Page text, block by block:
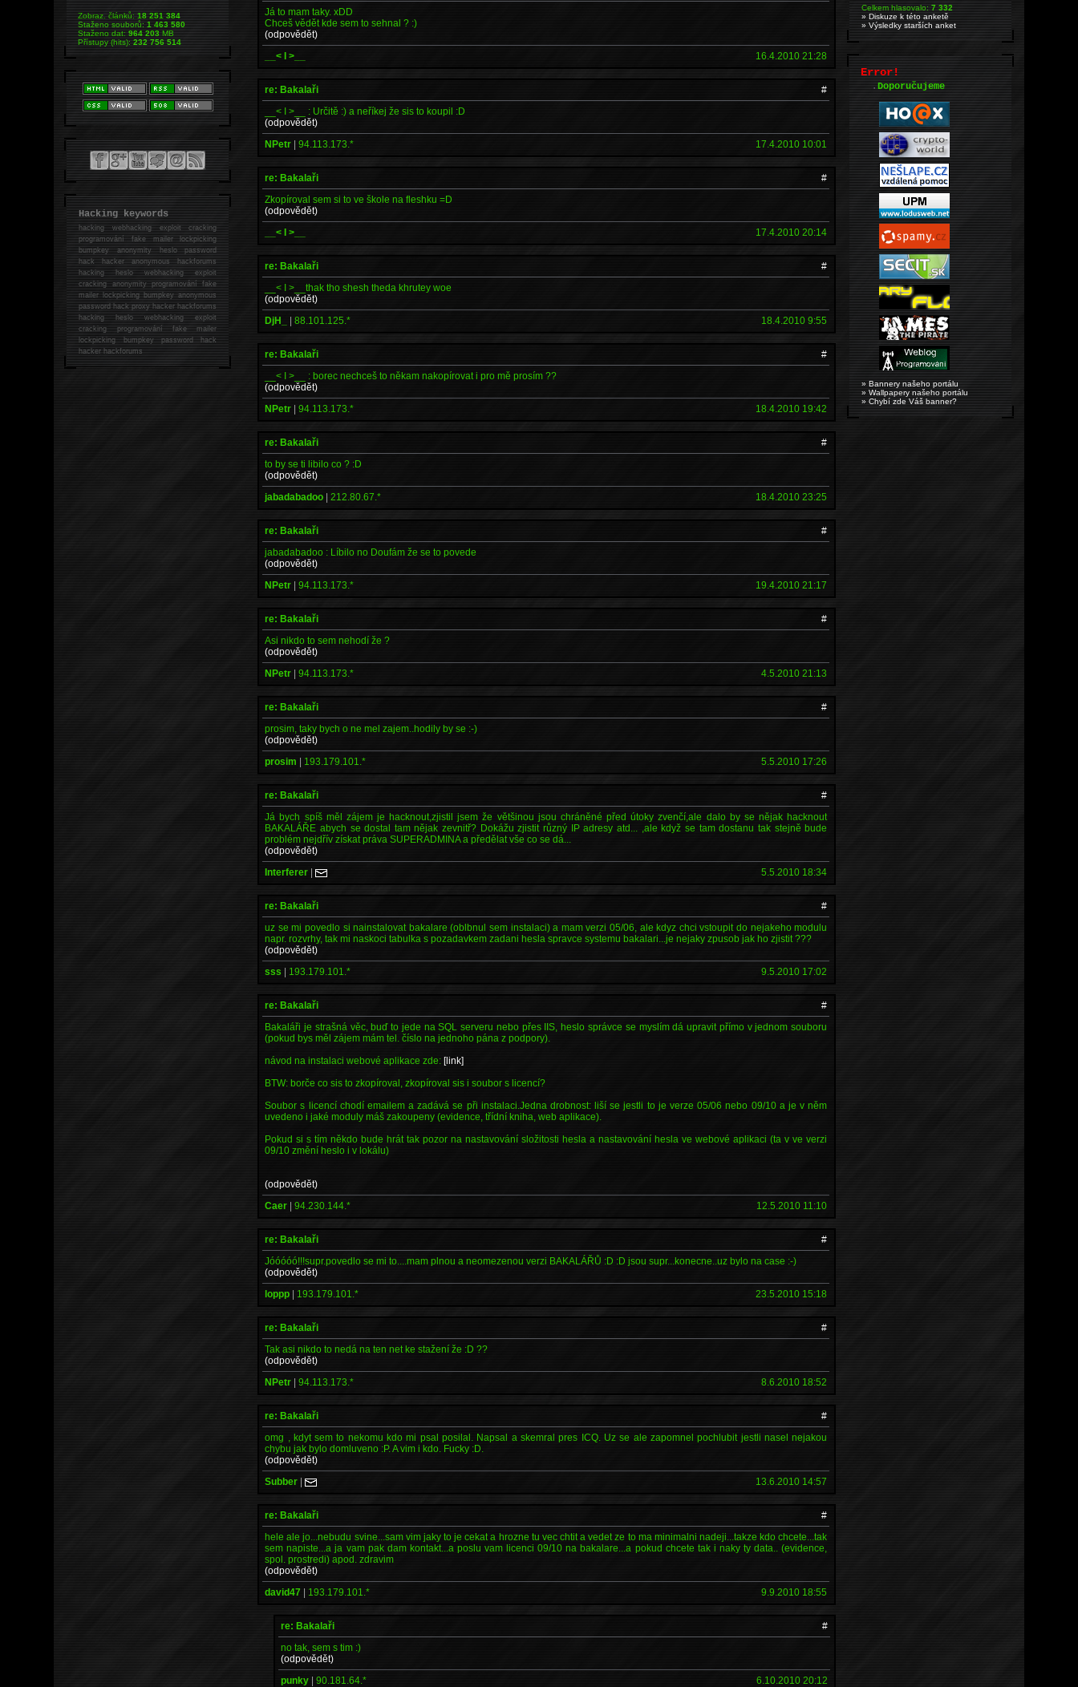
Já to mam taky. xDD
Chceš vědět kde sem to sehnal ? :)
(odpovědět)
__< I >__
16.4.2010 21:28
re: Bakalaři
#
__< I >__ : Určitě :) a neříkej že sis to koupil :D
(odpovědět)
NPetr |94.113.173.* 17.4.2010 10:01
re: Bakalaři
#
Zkopíroval sem si to ve škole na fleshku =D
(odpovědět)
__< I >__
17.4.2010 20:14
re: Bakalaři
#
__< I >__thak tho shesh theda khrutey woe
(odpovědět)
DjH_
|88.101.125.* 18.4.2010 9:55
re: Bakalaři
#
__< I >__ : borec nechceš to někam nakopírovat i pro mě prosím ??
(odpovědět)
NPetr |94.113.173.* 18.4.2010 19:42
re: Bakalaři
#
to by se ti libilo co ? :D
(odpovědět)
jabadabadoo |212.80.67.* 18.4.2010 23:25
re: Bakalaři
#
jabadabadoo : Líbilo no Doufám že se to povede
(odpovědět)
NPetr |94.113.173.* 19.4.2010 21:17
re: Bakalaři
#
Asi nikdo to sem nehodí že ?
(odpovědět)
NPetr |94.113.173.* 4.5.2010 21:13
re: Bakalaři
#
prosim, taky bych o ne mel zajem..hodily by se :-)
(odpovědět)
prosim | 193.179.101.* 5.5.2010 17:26
re: Bakalaři
#
Já bych spíš měl zájem je hacknout,zjistil jsem že většinou jsou chráněné před útoky zvenčí,ale dalo by se nějak hacknout
BAKALÁŘE abych se dostal tam nějak zevnitř? Dokážu zjistit různý IP adresy atd... ,ale když se tam dostanu tak stejně bude
problém nejdřív získat práva SUPERADMINA a předělat vše co se dá...
(odpovědět)
Interferer | 5.5.2010 18:34
re: Bakalaři
#
uz se mi povedlo si nainstalovat bakalare (oblbnul sem instalaci) a mam verzi 05/06, ale kdyz chci vstoupit do nejakeho modulu
napr. rozvrhy, tak mi naskoci tabulka s pozadavkem zadani hesla spravce systemu bakalari...je nejaky zpusob jak ho zjistit ???
(odpovědět)
sss | 193.179.101.* 9.5.2010 17:02
re: Bakalaři
#
Bakaláři je strašná věc, buď to jede na SQL serveru nebo přes IIS, heslo správce se myslím dá upravit přímo v jednom souboru
(pokud bys měl zájem mám tel. číslo na jednoho pána z podpory).
návod na instalaci webové aplikace zde:[link]
BTW: borče co sis to zkopíroval, zkopíroval sis i soubor s licencí?
Soubor s licencí chodí emailem a zadává se při instalaci.Jedna drobnost: liší se jestli to je verze 05/06 nebo 09/10 a je v něm
uvedeno i jaké moduly máš zakoupeny (evidence, třídní kniha, web aplikace).
Pokud si s tím někdo bude hrát tak pozor na nastavování složitosti hesla a nastavování hesla ve webové aplikaci (ta v ve verzi
09/10 změní heslo i v lokálu)
(odpovědět)
Caer |94.230.144.* 12.5.2010 11:10
re: Bakalaři
#
Jóóóóó!!!supr.povedlo se mi to....mam plnou a neomezenou verzi BAKALÁŘŮ :D :D jsou supr...konecne..uz bylo na case :-)
(odpovědět)
loppp | 193.179.101.* 23.5.2010 15:18
re: Bakalaři
#
Tak asi nikdo to nedá na ten net ke stažení že :D ??
(odpovědět)
NPetr |94.113.173.* 8.6.2010 18:52
re: Bakalaři
#
omg , kdyt sem to nekomu kdo mi psal posilal. Napsal a skemral pres ICQ. Uz se ale zapomnel pochlubit jestli nasel nejakou
chybu jak bylo domluveno :P. A vim i kdo. Fucky :D.
(odpovědět)
Subber | 13.6.2010 14:57
re: Bakalaři
#
hele ale jo...nebudu svine...sam vim jaky to je cekat a hrozne tu vec chtit a vedet ze to ma minimalni nadeji...takze kdo chcete...tak
sem napiste...a ja vam pak dam kontakt...a poslu vam licenci 09/10 na bakalare...a pokud chcete tak i naky ty data.. (evidence,
spol. prostredi) apod. zdravim
(odpovědět)
david47 | 193.179.101.* 9.9.2010 18:55
re: Bakalaři
#
no tak, sem s tim :)
(odpovědět)
punky |90.181.64.* 6.10.2010 20:12
Zobraz. článků:18 251 384
Staženo souborů:1 463 580
Staženo dat:964 203MB
Přístupy (hits):232 756 514
Hacking keywords
hackingwebhacking exploit cracking
programování fake mailer lockpicking
bumpkey anonymity heslo password
hackhacker anonymous hackforums
hackingheslo webhacking exploit
cracking anonymity programování fake
mailer lockpicking bumpkey anonymous
password hack proxy hacker hackforums
hacking heslo webhacking exploit
cracking programování fake mailer
lockpicking bumpkey password hack
hackerhackforums
Celkem hlasovalo:7 332
» Diskuze k této anketě
» Výsledky starších anket
Error!
.Doporučujeme
» Bannery našeho portálu
» Wallpapery našeho portálu
» Chybí zde Váš banner?